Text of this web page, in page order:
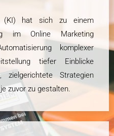
(KI) hat sich zu einem
im Online Marketing
komplexer
tiefer Einblicke
zielgerichtete Strategien
zuvor zu gestalten.